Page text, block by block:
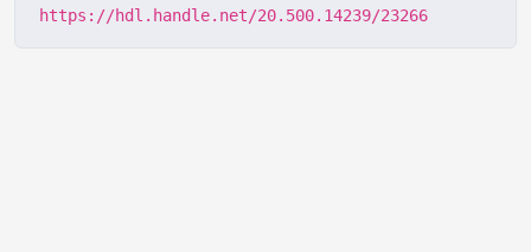
https://hdl.handle.net/20.500.14239/23266